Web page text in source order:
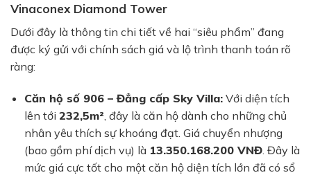
Vinaconex Diamond Tower
Dưới đây là thông tin chi tiết về hai “siêu phẩm” đang
được ký gửi với chính sách giá và lộ trình thanh toán rõ
ràng:
Căn hộ số 906 – Đẳng cấp Sky Villa: Với diện tích
lên tới 232,5m² , đây là căn hộ dành cho những chủ
nhân yêu thích sự khoáng đạt. Giá chuyển nhượng
(bao gồm phí dịch vụ) là 13.350.168.200 VNĐ . Đây là
mức giá cực tốt cho một căn hộ diện tích lớn đã có sổ